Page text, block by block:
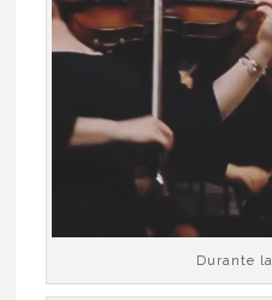
Durante